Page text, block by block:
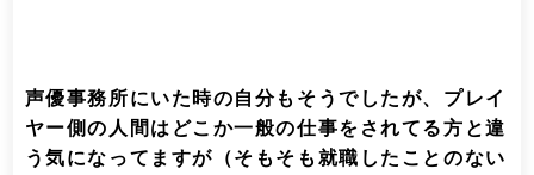
声優事務所にいた時の自分もそうでしたが、プレイ
ヤー側の人間はどこか一般の仕事をされてる方と違
う気になってますが（そもそも就職したことのない